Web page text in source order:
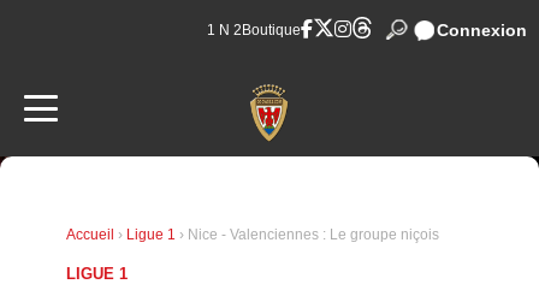
1 N 2 Boutique Connexion
Accueil › Ligue 1 › Nice - Valenciennes : Le groupe niçois
LIGUE 1